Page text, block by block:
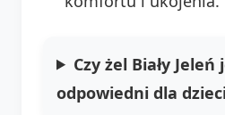
Czy żel Biały Jeleń
odpowiedni dla